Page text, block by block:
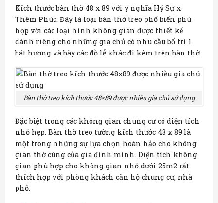
Kích thước bàn thờ 48 x 89 với ý nghĩa Hỷ Sự x
Thêm Phúc. Đây là loại bàn thờ treo phổ biến phù
hợp với các loại hình không gian được thiết kế
dành riêng cho những gia chủ có nhu cầu bố trí 1
bát hương và bày các đồ lễ khác đi kèm trên bàn thờ.
Bàn thờ treo kích thước 48×89 được nhiều gia chủ sử dụng
Đặc biệt trong các không gian chung cư có diện tích
nhỏ hẹp. Bàn thờ treo tường kích thước 48 x 89 là
một trong những sự lựa chọn hoàn hảo cho không
gian thờ cúng của gia đình mình. Diện tích không
gian phù hợp cho không gian nhỏ dưới 25m2 rất
thích hợp với phòng khách căn hộ chung cư, nhà
phố.